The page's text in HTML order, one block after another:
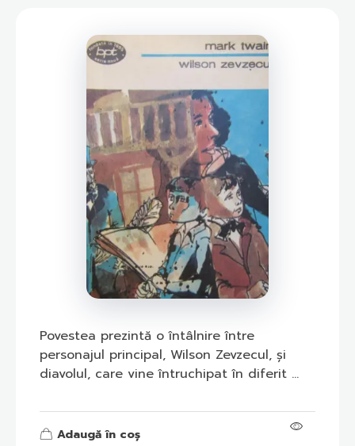
Povestea prezintă o întâlnire între
personajul principal, Wilson Zevzecul, și
diavolul, care vine întruchipat în diferit ...
Adaugă în coș